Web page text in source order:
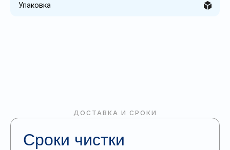
Упаковка
ДОСТАВКА И СРОКИ
Сроки чистки